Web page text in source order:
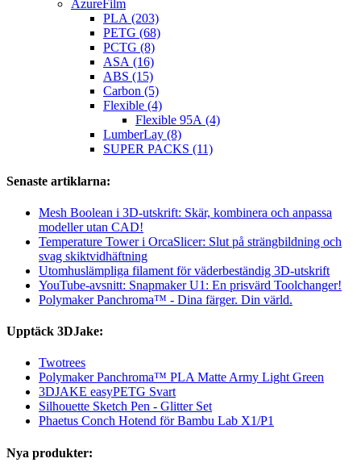
AzureFilm
PLA (203)
PETG (68)
PCTG (8)
ASA (16)
ABS (15)
Carbon (5)
Flexible (4)
Flexible 95A (4)
LumberLay (8)
SUPER PACKS (11)
Senaste artiklarna:
Mesh Boolean i 3D-utskrift: Skär, kombinera och anpassa
modeller utan CAD!
Temperature Tower i OrcaSlicer: Slut på strängbildning och
svag skiktvidhäftning
Utomhuslämpliga filament för väderbeständig 3D-utskrift
YouTube-avsnitt: Snapmaker U1: En prisvärd Toolchanger!
Polymaker Panchroma™ - Dina färger. Din värld.
Upptäck 3DJake:
Twotrees
Polymaker Panchroma™ PLA Matte Army Light Green
3DJAKE easyPETG Svart
Silhouette Sketch Pen - Glitter Set
Phaetus Conch Hotend för Bambu Lab X1/P1
Nya produkter: